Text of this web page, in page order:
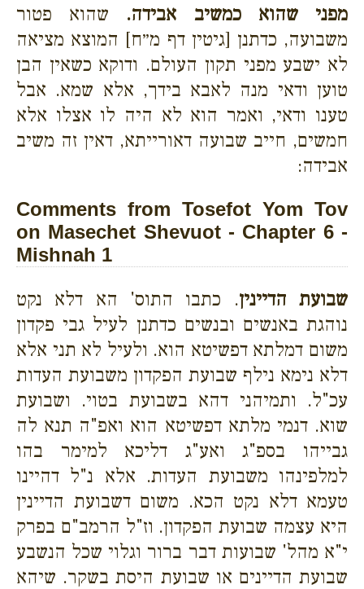
מפני שהוא כמשיב אבידה. שהוא פטור
משבועה, כדתנן [גיטין דף מ״ח] המוצא מציאה
לא ישבע מפני תקון העולם. ודוקא כשאין הבן
טוען ודאי מנה לאבא בידך, אלא שמא. אבל
טענו ודאי, ואמר הוא לא היה לו אצלו אלא
חמשים, חייב שבועה דאורייתא, דאין זה משיב
אבידה:
Comments from Tosefot Yom Tov
on Masechet Shevuot - Chapter 6 -
Mishnah 1
שבועת הדיינין. כתבו התוס' הא דלא נקט
נוהגת באנשים ובנשים כדתנן לעיל גבי פקדון
משום דמלתא דפשיטא הוא. ולעיל לא תני אלא
דלא נימא נילף שבועת הפקדון משבועת העדות
עכ"ל. ותמיהני דהא בשבועת בטוי. ושבועת
שוא. דנמי מלתא דפשיטא הוא ואפ"ה תנא לה
גבייהו בספ"ג ואע"ג דליכא למימר בהו
למלפינהו משבועת העדות. אלא נ"ל דהיינו
טעמא דלא נקט הכא. משום דשבועת הדיינין
היא עצמה שבועת הפקדון. וז"ל הרמב"ם בפרק
י"א מהל' שבועות דבר ברור וגלוי שכל הנשבע
שבועת הדיינים או שבועת היסת בשקר. שיהא